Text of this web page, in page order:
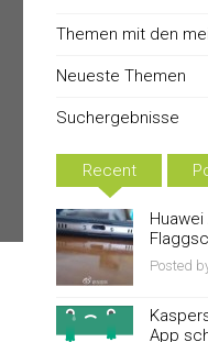
Themen mit den
Neueste Themen
Suchergebnisse
Recent
Posted
App